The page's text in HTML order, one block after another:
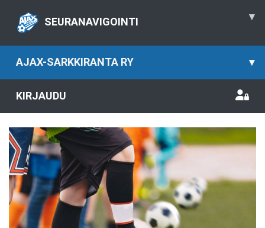
SEURANAVIGOINTI ▾
AJAX-SARKKIRANTA RY ▾
KIRJAUDU